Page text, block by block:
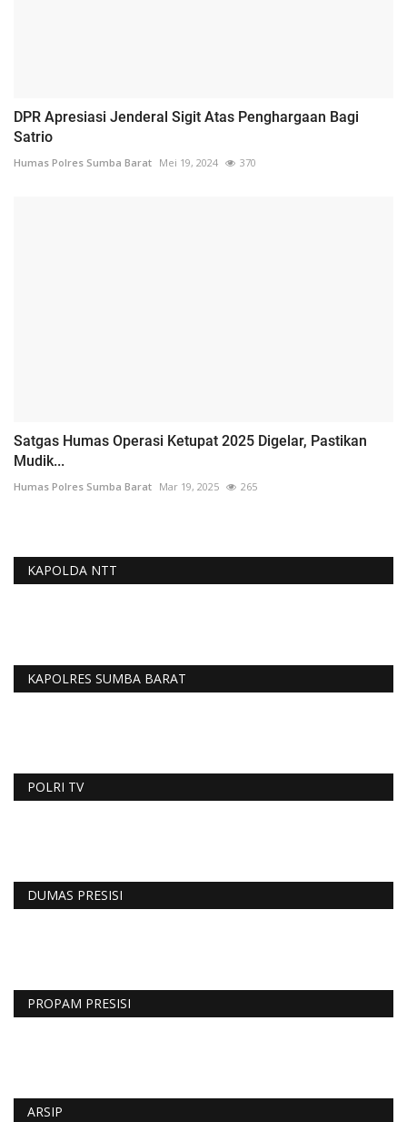
DPR Apresiasi Jenderal Sigit Atas Penghargaan Bagi
Satrio
Humas Polres Sumba Barat Mei 19, 2024 370
Satgas Humas Operasi Ketupat 2025 Digelar, Pastikan
Mudik...
Humas Polres Sumba Barat Mar 19, 2025 265
KAPOLDA NTT
KAPOLRES SUMBA BARAT
POLRI TV
DUMAS PRESISI
PROPAM PRESISI
ARSIP